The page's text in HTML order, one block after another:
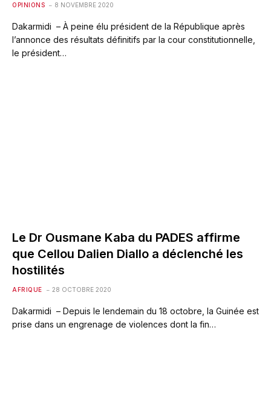
OPINIONS 8 NOVEMBRE 2020
Dakarmidi – À peine élu président de la République après
l’annonce des résultats définitifs par la cour constitutionnelle,
le président…
Le Dr Ousmane Kaba du PADES affirme
que Cellou Dalien Diallo a déclenché les
hostilités
AFRIQUE 28 OCTOBRE 2020
Dakarmidi – Depuis le lendemain du 18 octobre, la Guinée est
prise dans un engrenage de violences dont la fin…